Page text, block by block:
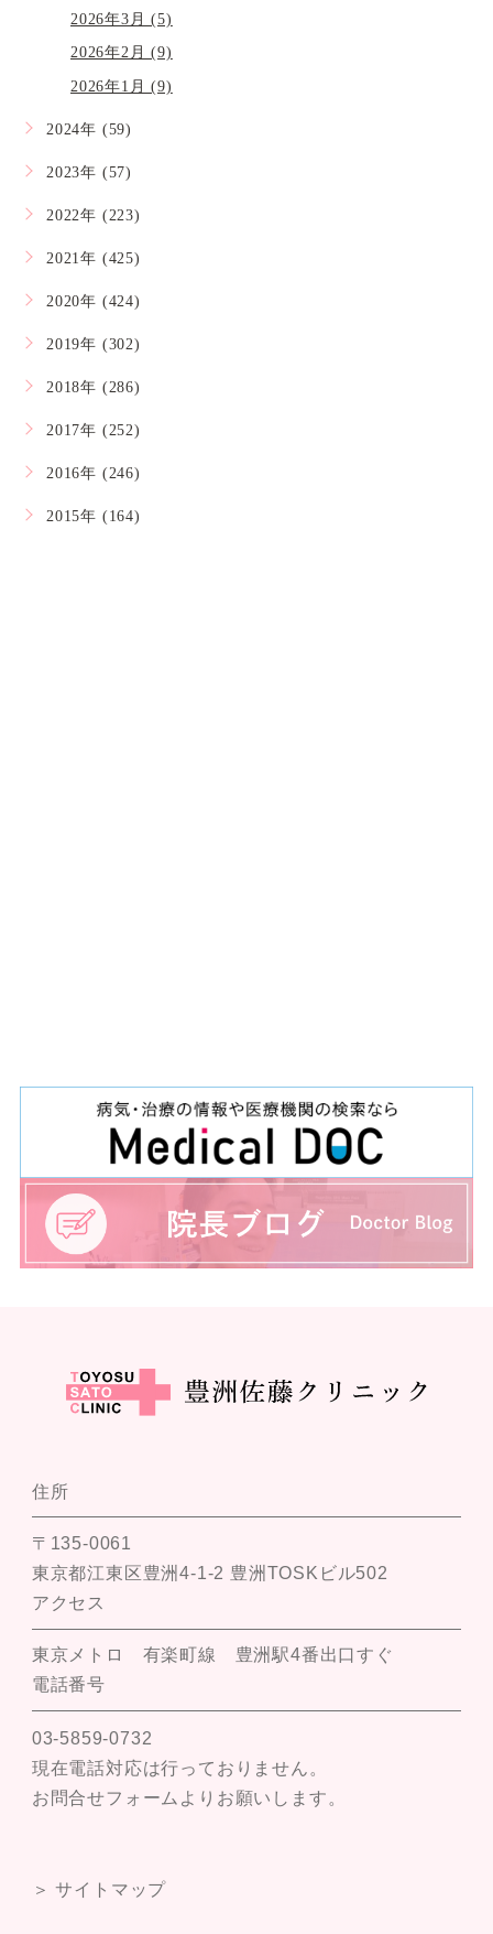
2026年3月 (5)
2026年2月 (9)
2026年1月 (9)
2024年 (59)
2023年 (57)
2022年 (223)
2021年 (425)
2020年 (424)
2019年 (302)
2018年 (286)
2017年 (252)
2016年 (246)
2015年 (164)
住所
〒135-0061
東京都江東区豊洲4-1-2 豊洲TOSKビル502
アクセス
東京メトロ 有楽町線 豊洲駅4番出口すぐ
電話番号
03-5859-0732
現在電話対応は行っておりません。
お問合せフォームよりお願いします。
＞ サイトマップ